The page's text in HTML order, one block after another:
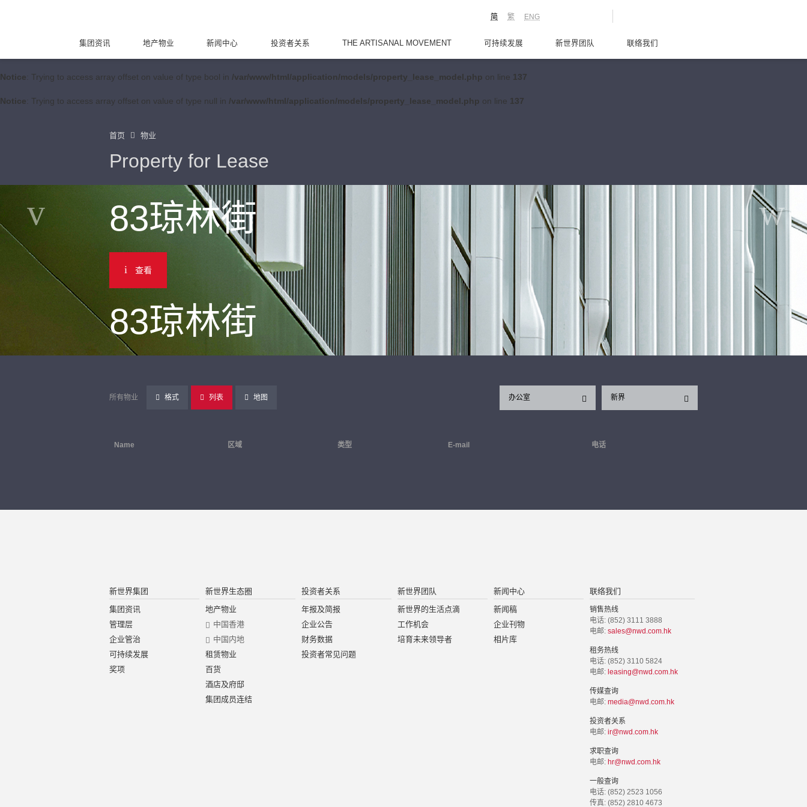
Notice: Trying to access array offset on value of type bool in /var/www/html/application/models/property_lease_model.php on line 137
Notice: Trying to access array offset on value of type null in /var/www/html/application/models/property_lease_model.php on line 137
ENG
繁
简
集团资讯 地产物业 新闻中心 投资者关系 THE ARTISANAL MOVEMENT 可持续发展 新世界团队 联络我们
首页 物业
Property for Lease
83琼林街
查看
83琼林街
所有物业 格式 列表 地图 新界
办公室
Name 区域 类型 E-mail 电话
新世界集团
集团资讯
管理层
企业管治
可持续发展
奖项
新世界生态圈
地产物业
中国香港
中国内地
租赁物业
百货
酒店及府邸
集团成员连结
投资者关系
年报及简报
企业公告
财务数据
投资者常见问题
新世界团队
新世界的生活点滴
工作机会
培育未来领导者
新闻中心
新闻稿
企业刊物
相片库
联络我们
销售热线
电话: (852) 3111 3888
电邮: sales@nwd.com.hk
租务热线
电话: (852) 3110 5824
电邮: leasing@nwd.com.hk
传媒查询
电邮: media@nwd.com.hk
投资者关系
电邮: ir@nwd.com.hk
求职查询
电邮: hr@nwd.com.hk
一般查询
电话: (852) 2523 1056
传真: (852) 2810 4673